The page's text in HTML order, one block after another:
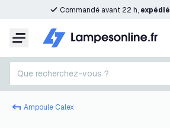
Commandé avant 22 h, expédié
Menu
Que recherchez-vous ?
Ampoule Calex